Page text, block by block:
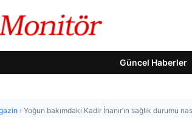
Güncel Haberler
› Yoğun bakımdaki Kadir İnanır’ın sağlık durumu